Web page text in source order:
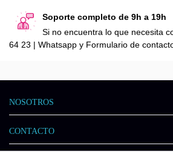
Soporte completo de 9h a 19h
Si no encuentra lo que necesita
64 23 | Whatsapp y Formulario de
NOSOTROS
CONTACTO